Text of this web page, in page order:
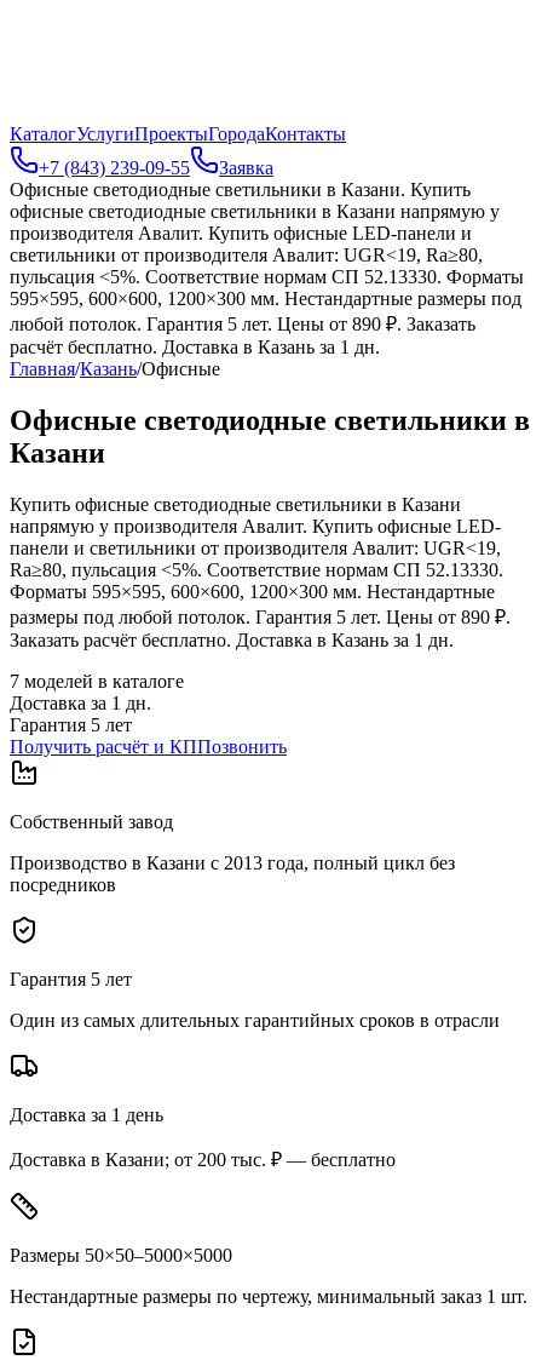
КаталогУслугиПроектыГородаКонтакты
+7 (843) 239-09-55
Заявка
Офисные светодиодные светильники в Казани. Купить
офисные светодиодные светильники в Казани напрямую у
производителя Авалит. Купить офисные LED-панели и
светильники от производителя Авалит: UGR<19, Ra≥80,
пульсация <5%. Соответствие нормам СП 52.13330. Форматы
595×595, 600×600, 1200×300 мм. Нестандартные размеры под
любой потолок. Гарантия 5 лет. Цены от 890 ₽. Заказать
расчёт бесплатно. Доставка в Казань за 1 дн.
Главная/Казань/Офисные
Офисные светодиодные светильники в
Казани
Купить офисные светодиодные светильники в Казани
напрямую у производителя Авалит. Купить офисные LED-
панели и светильники от производителя Авалит: UGR<19,
Ra≥80, пульсация <5%. Соответствие нормам СП 52.13330.
Форматы 595×595, 600×600, 1200×300 мм. Нестандартные
размеры под любой потолок. Гарантия 5 лет. Цены от 890 ₽.
Заказать расчёт бесплатно. Доставка в Казань за 1 дн.
7 моделей в каталоге
Доставка за 1 дн.
Гарантия 5 лет
Получить расчёт и КППозвонить
Собственный завод
Производство в Казани с 2013 года, полный цикл без
посредников
Гарантия 5 лет
Один из самых длительных гарантийных сроков в отрасли
Доставка за 1 день
Доставка в Казани; от 200 тыс. ₽ — бесплатно
Размеры 50×50–5000×5000
Нестандартные размеры по чертежу, минимальный заказ 1 шт.